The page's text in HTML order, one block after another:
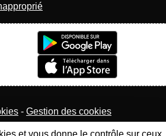
Gestion des cookies
et vous donne le contrôle sur ceux